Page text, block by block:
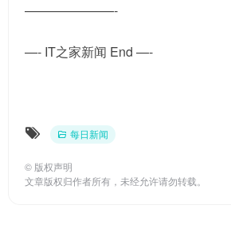
———————-
—- IT之家新闻 End —-
每日新闻
© 版权声明
文章版权归作者所有，未经允许请勿转载。